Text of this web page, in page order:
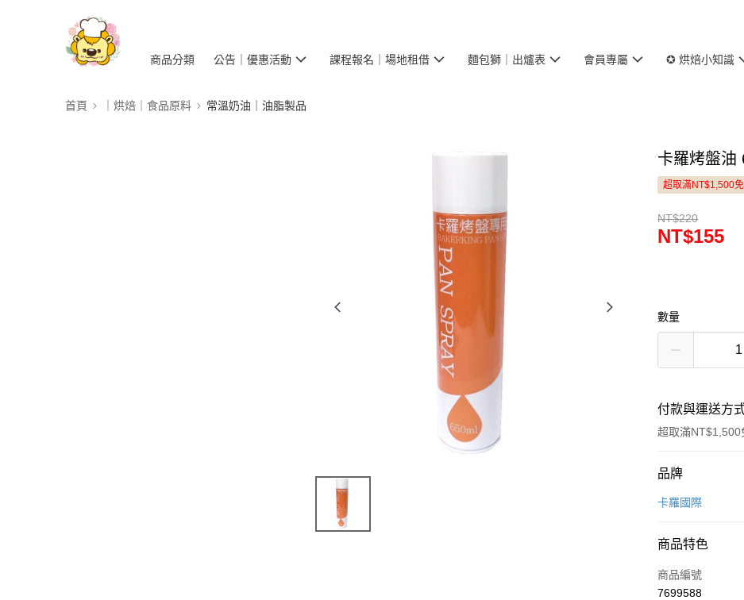
商品分類 公告｜優惠活動 課程報名｜場地租借 麵包獅｜出爐表 會員專屬 ✪ 烘焙小知識
首頁 ｜烘焙｜食品原料 常溫奶油｜油脂製品
卡羅烤盤油
超取滿NT$1,500
NT$220
NT$155
數量
付款與運送方
超取滿NT$1,500
付款方式
信用卡一次付款
悠遊付
品牌
卡羅國際
商品特色
商品編號
7699588